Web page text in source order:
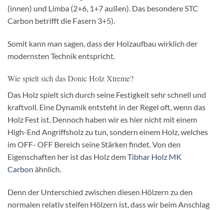
(innen) und Limba (2+6, 1+7 außen). Das besondere STC
Carbon betrifft die Fasern 3+5).
Somit kann man sagen, dass der Holzaufbau wirklich der
modernsten Technik entspricht.
Wie spielt sich das Donic Holz Xtreme?
Das Holz spielt sich durch seine Festigkeit sehr schnell und
kraftvoll. Eine Dynamik entsteht in der Regel oft, wenn das
Holz Fest ist. Dennoch haben wir es hier nicht mit einem
High-End Angriffsholz zu tun, sondern einem Holz, welches
im OFF- OFF Bereich seine Stärken findet. Von den
Eigenschaften her ist das Holz demTibhar Holz MK
Carbon ähnlich.
Denn der Unterschied zwischen diesen Hölzern zu den
normalen relativ steifen Hölzern ist, dass wir beim Anschlag